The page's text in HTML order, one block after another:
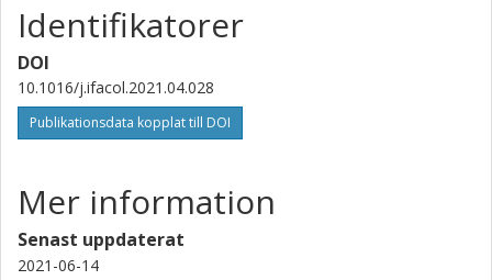
Identifikatorer
DOI
10.1016/j.ifacol.2021.04.028
Publikationsdata kopplat till DOI
Mer information
Senast uppdaterat
2021-06-14